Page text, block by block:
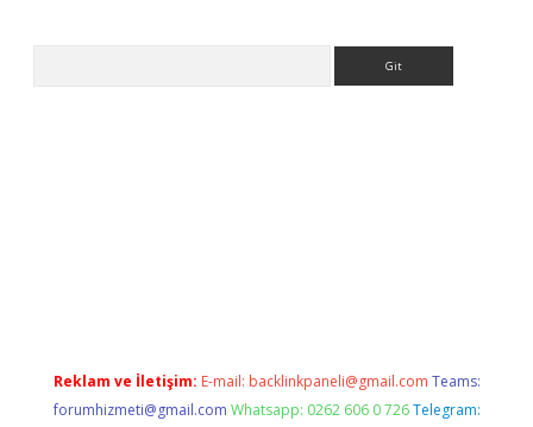
Reklam ve İletişim: E-mail: backlinkpaneli@gmail.com Teams:
forumhizmeti@gmail.com Whatsapp: 0262 606 0 726 Telegram: